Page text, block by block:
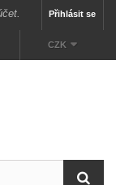
Přihlásit se
CZK